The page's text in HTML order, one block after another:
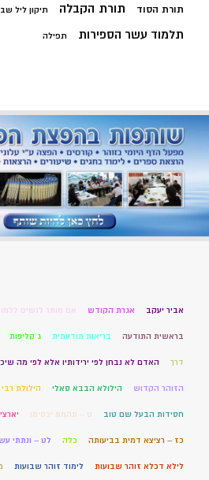
תורת הסוד תורת הקבלה תיקון ליל
תלמוד עשר הספירות תפילה
אביר יעקב אגרת הקודש אם מותר לנשים
בראשית התודעה בריאות תודעתית ג קליפות
דרך האדם לא נבחן לפי ירידותיו אלא לפי מה
הזוהר הקדוש הילולא הבבא סאלי הילולת
חסידות הבעל שם טוב ט – תהמת יכסימו
כז – רציצא דמית בביעותה כלה לט – ונתתי
לילא דכלא זוהר שבועות לימוד זוהר שבועות